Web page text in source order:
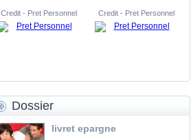
Credit - Pret Personnel Credit - Pret Personnel
Dossier
livret epargne